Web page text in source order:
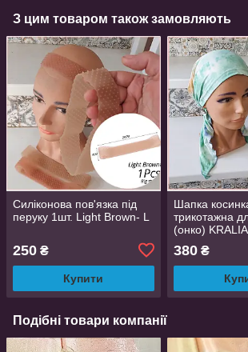
З цим товаром також замовляють
Силіконова пов'язка під
перуку 1шт. Light Brown- L
250 ₴
Купити
Шапка
трикотажна
(онко)
380₴
Подібні товари компанії